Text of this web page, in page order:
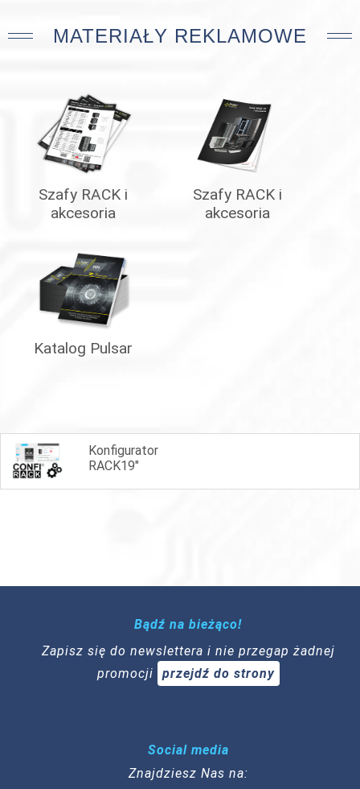
MATERIAŁY REKLAMOWE
Szafy RACK i
akcesoria
Szafy RACK i
akcesoria
Katalog Pulsar
Konfigurator
RACK19"
Bądź na bieżąco!
Zapisz się do newslettera i nie przegap żadnej
promocji
przejdź do strony
Social media
Znajdziesz Nas na: